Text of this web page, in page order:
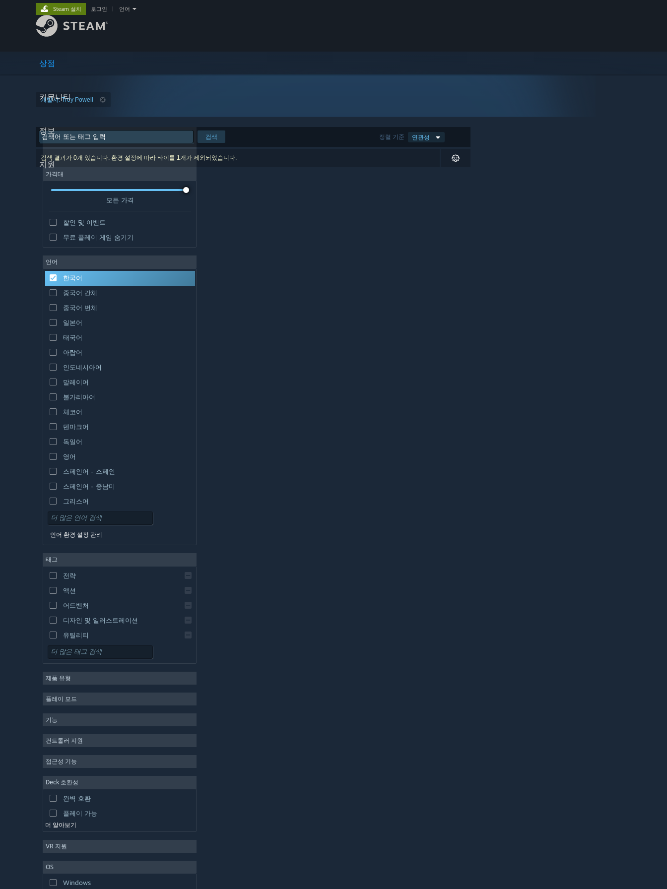
상점
커뮤니티
정보
지원
Steam 설치 로그인 언어
개발자: Trey Powell
정렬 기준 연관성
검색
검색 결과가 0개 있습니다. 환경 설정에 따라 타이틀 1개가 제외되었습니다.
가격대
모든 가격
할인 및 이벤트
무료 플레이 게임 숨기기
언어
한국어
중국어 간체
중국어 번체
일본어
태국어
아랍어
인도네시아어
말레이어
불가리아어
체코어
덴마크어
독일어
영어
스페인어 - 스페인
스페인어 - 중남미
그리스어
언어 환경 설정 관리
태그
전략
액션
어드벤처
디자인 및 일러스트레이션
유틸리티
무료 플레이
MMO
시뮬레이션
동영상 제작
사진 편집
제품 유형
플레이 모드
기능
컨트롤러 지원
접근성 기능
Deck 호환성
완벽 호환
플레이 가능
더 알아보기
VR 지원
OS
Windows